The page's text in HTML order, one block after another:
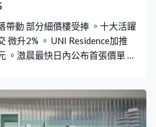
帶動 部分細價樓受捧 。十大活躍
微升2% 。 UNI Residence加推
滶晨最快日內公布首張價單 定